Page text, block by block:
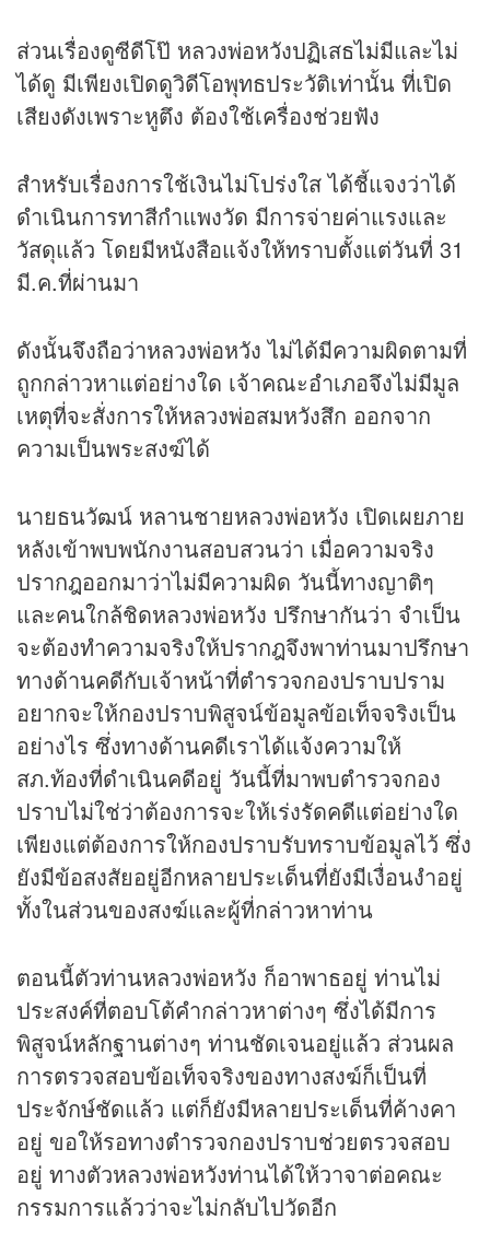
ส่วนเรื่องดูซีดีโป๊ หลวงพ่อหวังปฏิเสธไม่มีและไม่
ได้ดู มีเพียงเปิดดูวิดีโอพุทธประวัติเท่านั้น ที่เปิด
เสียงดังเพราะหูตึง ต้องใช้เครื่องช่วยฟัง
สำหรับเรื่องการใช้เงินไม่โปร่งใส ได้ชี้แจงว่าได้
ดำเนินการทาสีกำแพงวัด มีการจ่ายค่าแรงและ
วัสดุแล้ว โดยมีหนังสือแจ้งให้ทราบตั้งแต่วันที่ 31
มี.ค.ที่ผ่านมา
ดังนั้นจึงถือว่าหลวงพ่อหวัง ไม่ได้มีความผิดตามที่
ถูกกล่าวหาแต่อย่างใด เจ้าคณะอำเภอจึงไม่มีมูล
เหตุที่จะสั่งการให้หลวงพ่อสมหวังสึก ออกจาก
ความเป็นพระสงฆ์ได้
นายธนวัฒน์ หลานชายหลวงพ่อหวัง เปิดเผยภาย
หลังเข้าพบพนักงานสอบสวนว่า เมื่อความจริง
ปรากฎออกมาว่าไม่มีความผิด วันนี้ทางญาติๆ
และคนใกล้ชิดหลวงพ่อหวัง ปรึกษากันว่า จำเป็น
จะต้องทำความจริงให้ปรากฎจึงพาท่านมาปรึกษา
ทางด้านคดีกับเจ้าหน้าที่ตำรวจกองปราบปราม
อยากจะให้กองปราบพิสูจน์ข้อมูลข้อเท็จจริงเป็น
อย่างไร ซึ่งทางด้านคดีเราได้แจ้งความให้
สภ.ท้องที่ดำเนินคดีอยู่ วันนี้ที่มาพบตำรวจกอง
ปราบไม่ใช่ว่าต้องการจะให้เร่งรัดคดีแต่อย่างใด
เพียงแต่ต้องการให้กองปราบรับทราบข้อมูลไว้ ซึ่ง
ยังมีข้อสงสัยอยู่อีกหลายประเด็นที่ยังมีเงื่อนงำอยู่
ทั้งในส่วนของสงฆ์และผู้ที่กล่าวหาท่าน
ตอนนี้ตัวท่านหลวงพ่อหวัง ก็อาพาธอยู่ ท่านไม่
ประสงค์ที่ตอบโต้คำกล่าวหาต่างๆ ซึ่งได้มีการ
พิสูจน์หลักฐานต่างๆ ท่านชัดเจนอยู่แล้ว ส่วนผล
การตรวจสอบข้อเท็จจริงของทางสงฆ์ก็เป็นที่
ประจักษ์ชัดแล้ว แต่ก็ยังมีหลายประเด็นที่ค้างคา
อยู่ ขอให้รอทางตำรวจกองปราบช่วยตรวจสอบ
อยู่ ทางตัวหลวงพ่อหวังท่านได้ให้วาจาต่อคณะ
กรรมการแล้วว่าจะไม่กลับไปวัดอีก